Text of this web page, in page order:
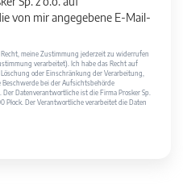
von mir angegebene E-Mail-
meine Zustimmung jederzeit zu widerrufen
verarbeitet). Ich habe das Recht auf
oder Einschränkung der Verarbeitung,
bei der Aufsichtsbehörde
Datenverantwortliche ist die Firma Prosker Sp.
Płock. Der Verantwortliche verarbeitet die Daten